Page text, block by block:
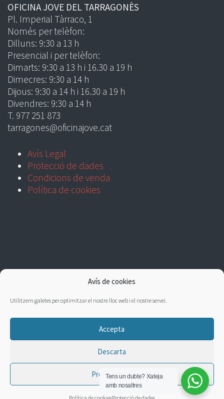
Avís de cookies
Utilitzem galetes per optimitzar el nostre lloc web i el nostre servei.
Accepta
Descarta
Preferències
OFICINA JOVE DEL TARRAGONÈS
Pl. Imperial Tàrraco, 1
Només per telèfon:
Dilluns: 9:30 a 13 h
Presencial i per telèfon:
Dimarts: 9:30 a 13 h i 16.30 a 19 h
Dimecres: 9:30 a 14 h
Dijous: 9:30 a 14 h i 16.30 a 19 h
Divendres: 9:30 a 14 h
T. 977 251 873
tarragones@oficinajove.cat
Avís Legal
Protecció de dades
Condicions de venda
Política de cookies
Tens un dubte? Xateja
amb nosaltres